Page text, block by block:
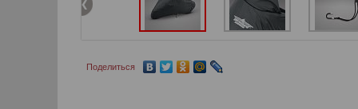
Поделиться